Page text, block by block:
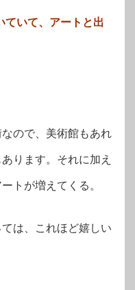
ていて、アートと出
ので、美術館もあれ
ります。それに加え
トが増えてくる。
は、これほど嬉しい